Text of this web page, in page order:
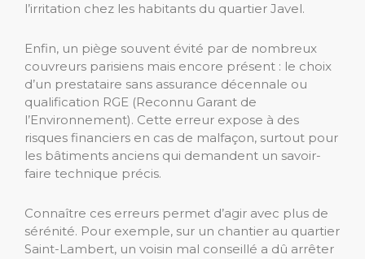
l’irritation chez les habitants du quartier Javel.
Enfin, un piège souvent évité par de nombreux
couvreurs parisiens mais encore présent : le choix
d’un prestataire sans assurance décennale ou
qualification RGE (Reconnu Garant de
l’Environnement). Cette erreur expose à des
risques financiers en cas de malfaçon, surtout pour
les bâtiments anciens qui demandent un savoir-
faire technique précis.
Connaître ces erreurs permet d’agir avec plus de
sérénité. Pour exemple, sur un chantier au quartier
Saint-Lambert, un voisin mal conseillé a dû arrêter